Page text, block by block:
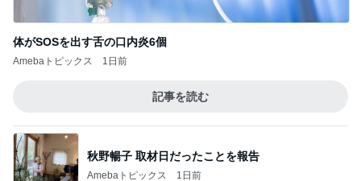
体がSOSを出す舌の口内炎6個
Amebaトピックス 1日前
記事を読む
秋野暢子 取材日だったことを報告
Amebaトピックス 1日前